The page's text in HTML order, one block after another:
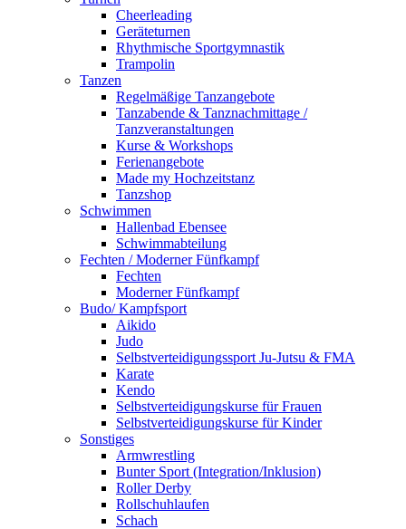
Cheerleading
Geräteturnen
Rhythmische Sportgymnastik
Trampolin
Tanzen
Regelmäßige Tanzangebote
Tanzabende & Tanznachmittage /
Tanzveranstaltungen
Kurse & Workshops
Ferienangebote
Made my Hochzeitstanz
Tanzshop
Schwimmen
Hallenbad Ebensee
Schwimmabteilung
Fechten / Moderner Fünfkampf
Fechten
Moderner Fünfkampf
Budo/ Kampfsport
Aikido
Judo
Selbstverteidigungssport Ju-Jutsu & FMA
Karate
Kendo
Selbstverteidigungskurse für Frauen
Selbstverteidigungskurse für Kinder
Sonstiges
Armwrestling
Bunter Sport (Integration/Inklusion)
Roller Derby
Rollschuhlaufen
Schach